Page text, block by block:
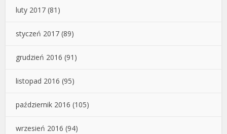
luty 2017 (81)
styczeń 2017 (89)
grudzień 2016 (91)
listopad 2016 (95)
październik 2016 (105)
wrzesień 2016 (94)